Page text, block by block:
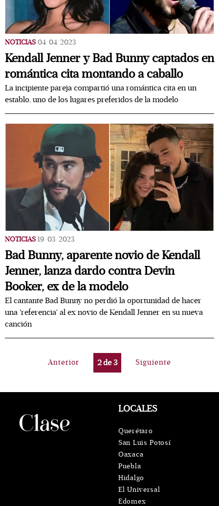
NOTICIAS 04/04/2023
Kendall Jenner y Bad Bunny captados en
romántica cita montando a caballo
La incipiente pareja compartió una romántica cita en un
establo, uno de los lugares preferidos de la modelo
NOTICIAS 19/03/2023
Bad Bunny, aparente novio de Kendall
Jenner, lanza dardo contra Devin
Booker, ex de la modelo
El cantante Bad Bunny no perdió la oportunidad de hacer
una 'referencia' al ex novio de Kendall Jenner en su nueva
canción
Anterior 2de3 Siguiente
LOCALES
Querétaro
San Luis Potosí
Oaxaca
Puebla
Hidalgo
El Universal
Edomex